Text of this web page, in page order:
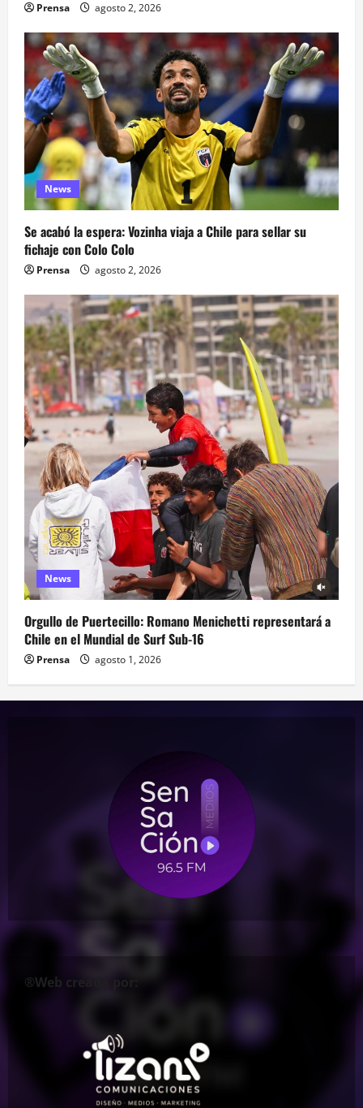
Prensa agosto 2, 2026
News
Se acabó la espera: Vozinha viaja a Chile para sellar su
fichaje con Colo Colo
Prensa agosto 2, 2026
News
Orgullo de Puertecillo: Romano Menichetti representará a
Chile en el Mundial de Surf Sub-16
Prensa agosto 1, 2026
®Web creada por: